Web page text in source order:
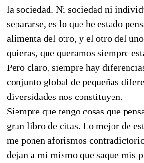
la sociedad. Ni sociedad ni
separarse, es lo que he estado
alimenta del otro, y el otro del
quieras, que queramos siempre
Pero claro, siempre hay
conjunto global de pequeñas
diversidades nos constituyen.
Siempre que tengo cosas que
gran libro de citas. Lo mejor de
me ponen aforismos
dejan a mi mismo que saque mis